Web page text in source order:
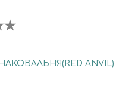
ANVIL)